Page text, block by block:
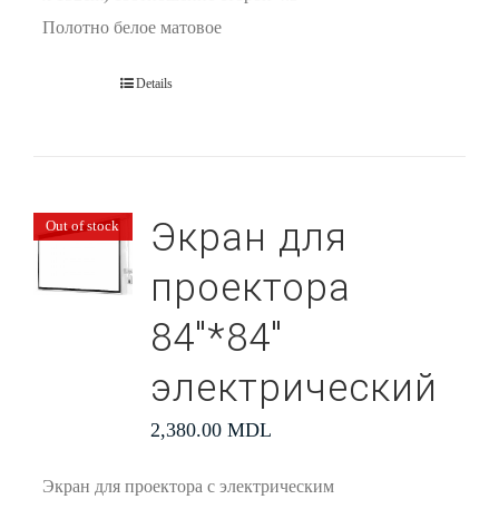
Полотно белое матовое
Details
Out of stock
Экран для
проектора
84″*84″
электрический
2,380.00 MDL
Экран для проектора с электрическим